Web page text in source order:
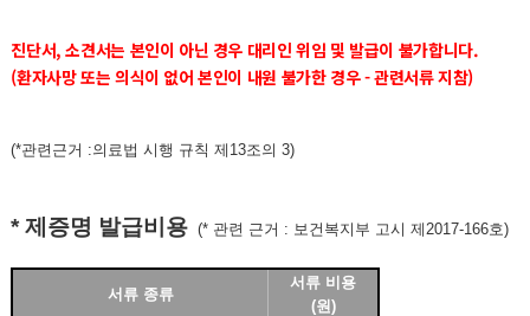
진단서, 소견서는 본인이 아닌 경우 대리인 위임 및 발급이 불가합니다.
(환자사망 또는 의식이 없어 본인이 내원 불가한 경우 - 관련서류 지참)
(*관련근거 :의료법 시행 규칙 제13조의 3)
* 제증명 발급비용 (* 관련 근거 : 보건복지부 고시 제2017-166호)
서류 종류
서류 비용
(원)